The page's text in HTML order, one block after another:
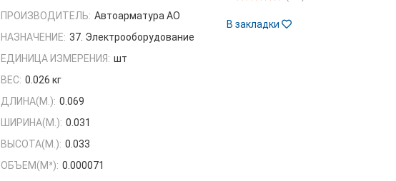
В закладки
ПРОИЗВОДИТЕЛЬ: Автоарматура АО
НАЗНАЧЕНИЕ: 37. Электрооборудование
ЕДИНИЦА ИЗМЕРЕНИЯ: шт
ВЕС: 0.026 кг
ДЛИНА(М.): 0.069
ШИРИНА(М.): 0.031
ВЫСОТА(М.): 0.033
ОБЪЕМ(M³): 0.000071